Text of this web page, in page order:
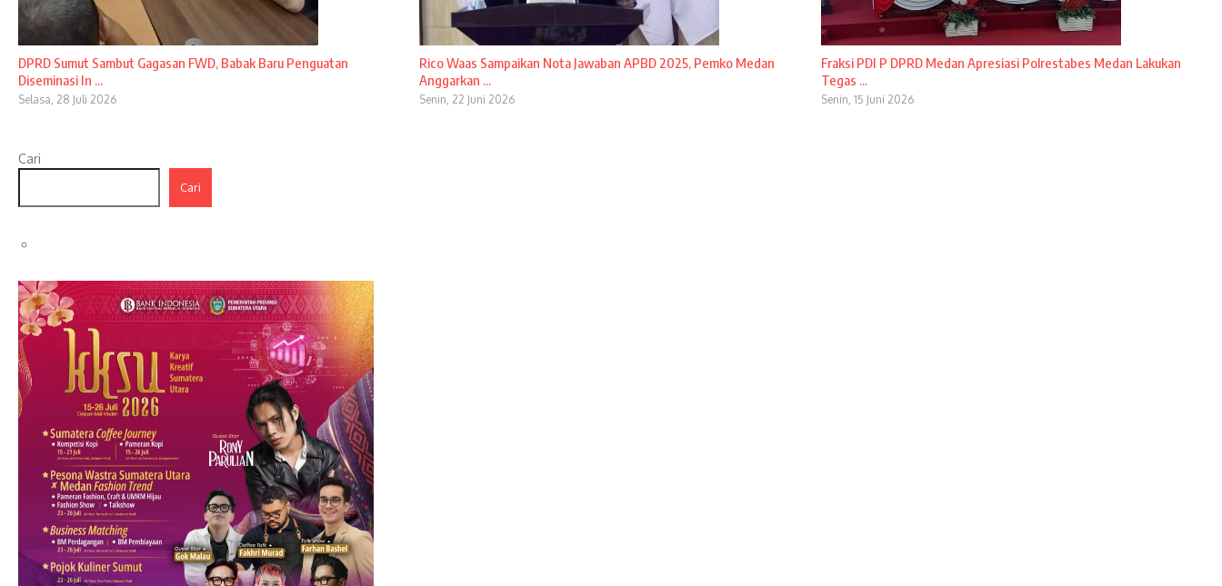
DPRD Sumut Sambut Gagasan FWD, Babak Baru Penguatan
Diseminasi In ...
Selasa, 28 Juli 2026
Rico Waas Sampaikan Nota Jawaban APBD 2025, Pemko Medan
Anggarkan ...
Senin, 22 Juni 2026
Fraksi PDI P DPRD Medan Apresiasi Polrestabes Medan Lakukan
Tegas ...
Senin, 15 Juni 2026
Cari
Cari